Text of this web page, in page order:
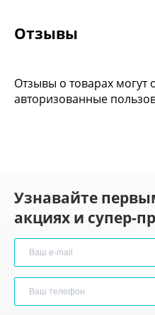
Отзывы
Отзывы о товарах могут
авторизованные
Узнавайте
акциях и супер-